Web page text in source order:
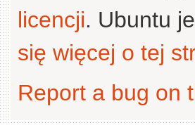
licencji. Ubuntu
się więcej o tej
Report a bug on